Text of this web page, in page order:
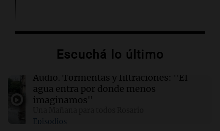
Más de 1.300 vuelos cancelados en Shanghái
02:03 Tecnología
Airbnb acelera el lanzamiento de funciones
gracias a la inteligencia artificial en su
búsqueda
Escuchá lo último
Audio. Tormentas y filtraciones: "El
agua entra por donde menos
imaginamos"
Episodios